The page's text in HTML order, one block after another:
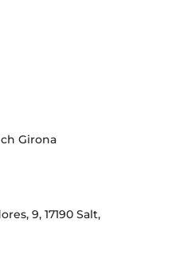
Girona
9, 17190 Salt,